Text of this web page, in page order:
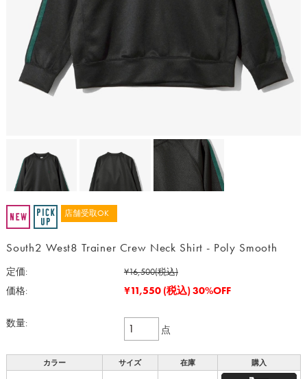
店舗受取OK
South2 West8 Trainer Crew Neck Shirt - Poly Smooth
定価: ¥16,500(税込)
価格:
¥11,550 (税込)30%OFF
数量:
点
カラー サイズ 在庫 購入